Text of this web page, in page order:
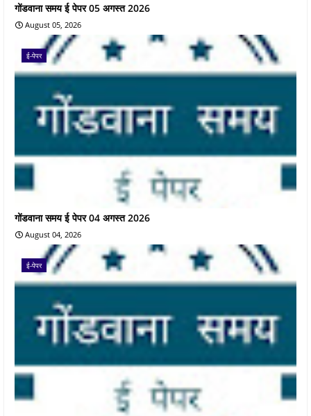
गोंडवाना समय ई पेपर 05 अगस्त 2026
August 05, 2026
ई-पेपर
गोंडवाना समय ई पेपर 04 अगस्त 2026
August 04, 2026
ई-पेपर